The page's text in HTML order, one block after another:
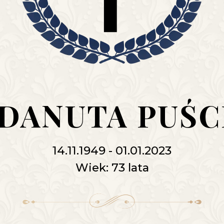
14.11.1949 - 01.01.2023
Wiek: 73 lata